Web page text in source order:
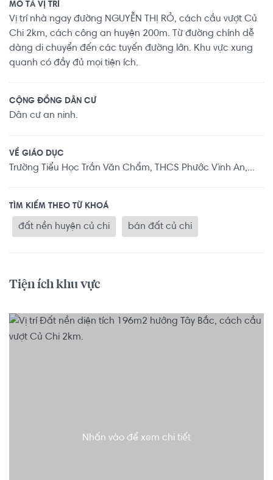
MÔ TẢ VỊ TRÍ
Vị trí nhà ngay đường NGUYỄN THỊ RỎ, cách cầu vượt Củ
Chi 2km, cách công an huyện 200m. Từ đường chính dễ
dàng di chuyển đến các tuyến đường lớn. Khu vực xung
quanh có đầy đủ mọi tiện ích.
CỘNG ĐỒNG DÂN CƯ
Dân cư an ninh.
VỀ GIÁO DỤC
Trường Tiểu Học Trần Văn Chẩm, THCS Phước Vĩnh An,...
TÌM KIẾM THEO TỪ KHOÁ
đất nền huyện củ chi bán đất củ chi
Tiện ích khu vực
Nhấn vào để xem chi tiết